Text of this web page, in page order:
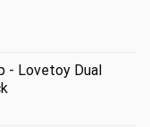
₫
- Lovetoy Dual